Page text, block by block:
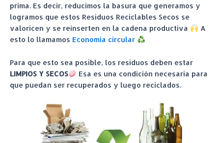
prima. Es decir, reducimos la basura que generamos y
logramos que estos Residuos Reciclables Secos se
valoricen y se reinserten en la cadena productiva
A
esto lo llamamos Economía circular
Para que esto sea posible, los residuos deben estar
LIMPIOS Y SECOS
Esa es una condición necesaria para
que puedan ser recuperados y luego reciclados.